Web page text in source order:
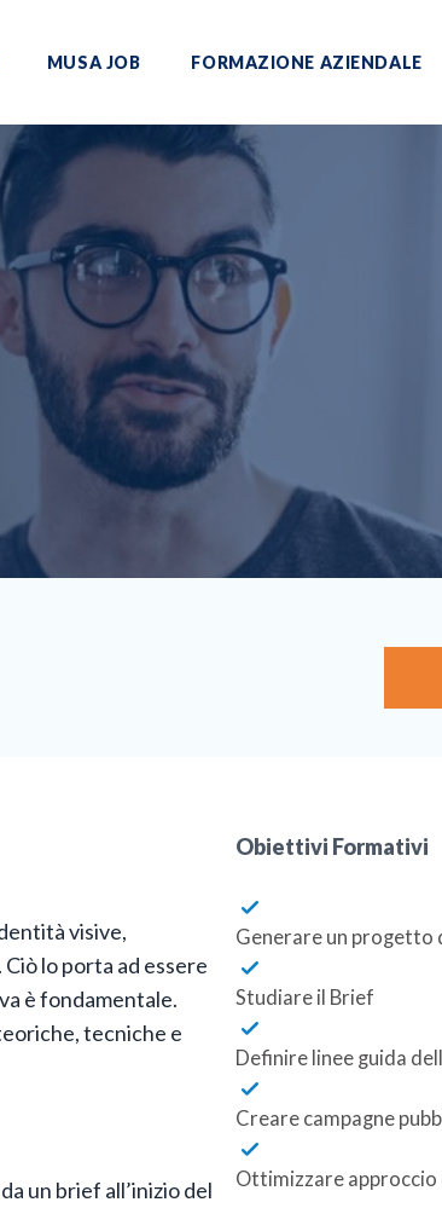
MUSA JOB FORMAZIONE AZIENDALE
visive,
. Ciò lo porta ad essere
è fondamentale.
tecniche e
un brief all’inizio del
Obiettivi Formativi
Generare un progetto
Studiare il Brief
Definire linee guida
Creare campagne
Ottimizzare approccio